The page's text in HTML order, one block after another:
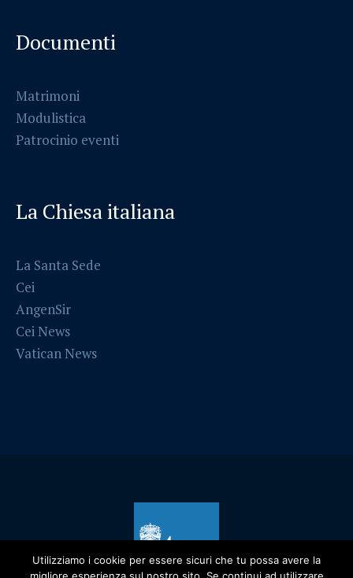
Documenti
Matrimoni
Modulistica
Patrocinio eventi
La Chiesa italiana
La Santa Sede
Cei
AngenSir
Cei News
Vatican News
Utilizziamo i cookie per essere sicuri che tu possa avere la